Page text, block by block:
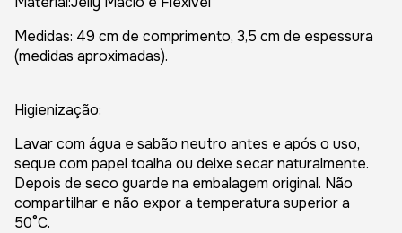
Medidas: 49 cm de comprimento, 3,5 cm de espessura
(medidas aproximadas).
Higienização:
Lavar com água e sabão neutro antes e após o uso,
seque com papel toalha ou deixe secar naturalmente.
Depois de seco guarde na embalagem original. Não
compartilhar e não expor a temperatura superior a
50°C.